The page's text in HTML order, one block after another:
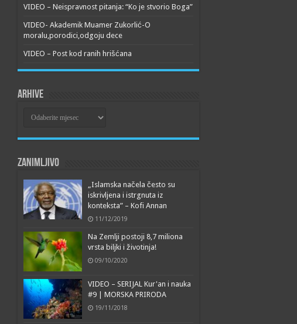
VIDEO – Neispravnost pitanja: “Ko je stvorio Boga”
VIDEO- Akademik Muamer Zukorlić-O
moralu,porodici,odgoju dece
VIDEO – Post kod ranih hrišćana
Arhive
Zanimljivo
„Islamska načela često su
iskrivljena i istrgnuta iz
konteksta” – Kofi Annan
11/12/2019
Na Zemlji postoji 8,7 miliona
vrsta biljki i životinja!
09/10/2020
VIDEO – SERIJAL Kur'an i nauka
#9 | MORSKA PRIRODA
19/11/2018